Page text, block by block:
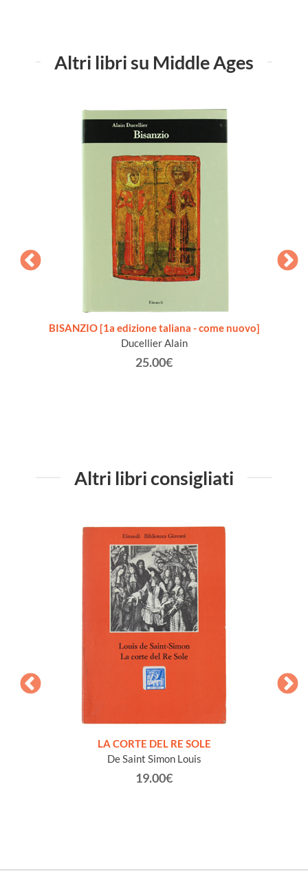
Altri libri su Middle Ages
BISANZIO [1a edizione taliana - come nuovo]
Ducellier Alain
25.00€
Altri libri consigliati
LA CORTE DEL RE SOLE
De Saint Simon Louis
19.00€